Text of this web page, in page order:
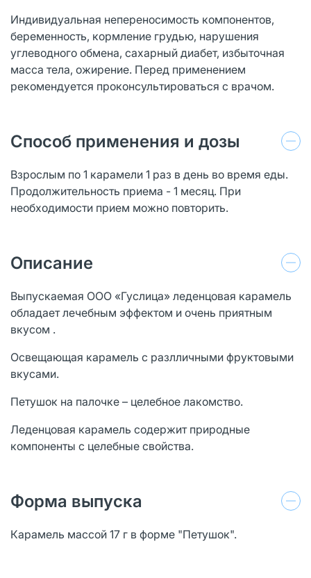
Индивидуальная непереносимость компонентов,
беременность, кормление грудью, нарушения
углеводного обмена, сахарный диабет, избыточная
масса тела, ожирение. Перед применением
рекомендуется проконсультироваться с врачом.
Способ применения и дозы
Взрослым по 1 карамели 1 раз в день во время еды.
Продолжительность приема - 1 месяц. При
необходимости прием можно повторить.
Описание
Выпускаемая ООО «Гуслица» леденцовая карамель
обладает лечебным эффектом и очень приятным
вкусом .
Освещающая карамель с разлличными фруктовыми
вкусами.
Петушок на палочке – целебное лакомство.
Леденцовая карамель содержит природные
компоненты с целебные свойства.
Форма выпуска
Карамель массой 17 г в форме "Петушок".